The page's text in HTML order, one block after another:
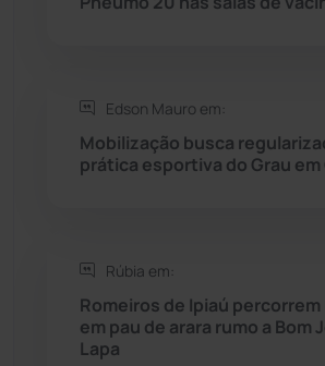
Seabra
Sebastião Laranjeiras
Sudoeste Baiano
Tanhaçu
Edson Mauro em:
Mobilização busca
prática esportiva do Grau em
Rúbia em:
Romeiros de Ipiaú
em pau de arara rumo a Bom
Lapa